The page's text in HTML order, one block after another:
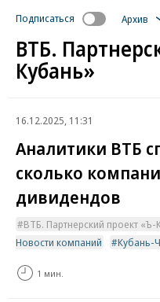
Подписаться
Архив
ВТБ.
Кубань»
16.12.2025, 11:31
Аналитики ВТБ
сколько
дивидендов
ВТБ. Партнерский проект «Ъ-
Новости компаний
Кубань-
1 мин.